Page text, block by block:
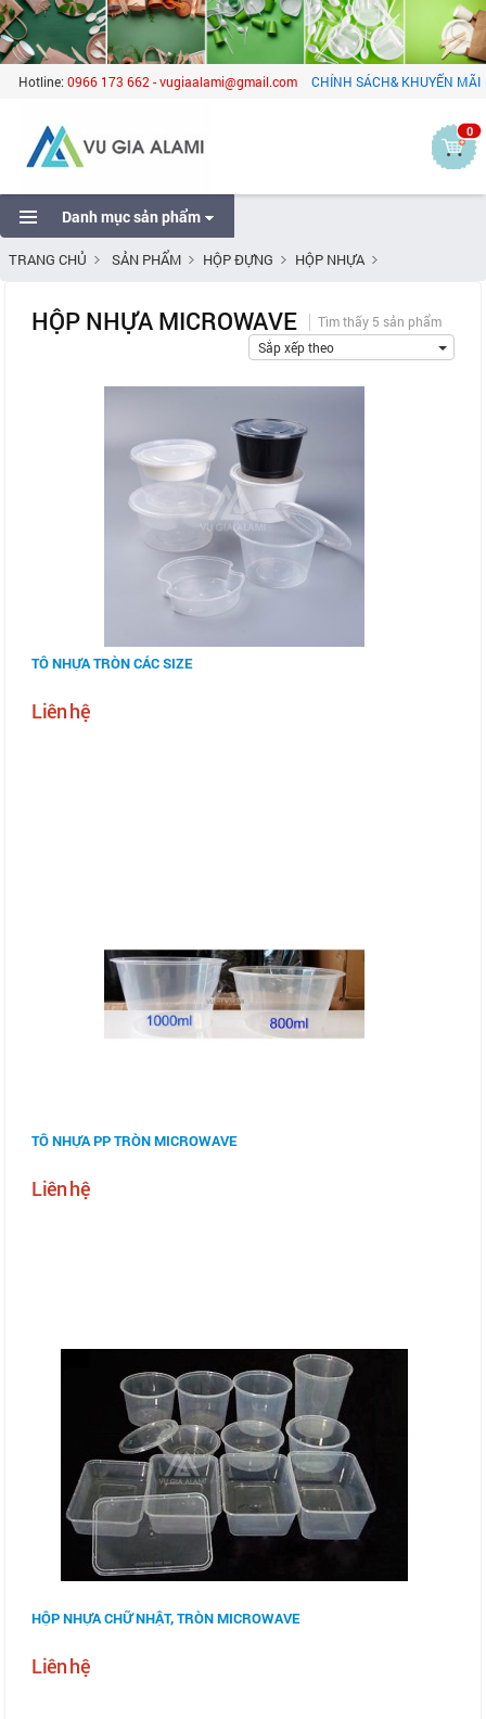
Hotline: 0966 173 662 - vugiaalami@gmail.com CHÍNH SÁCH& KHUYẾN MÃI
0
Danh mục sản phẩm
TRANG CHỦ SẢN PHẨM HỘP ĐỰNG HỘP NHỰA
HỘP NHỰA MICROWAVE
Tìm thấy 5 sản phẩm
Sắp xếp theo
TÔ NHỰA TRÒN CÁC SIZE
Liên hệ
TÔ NHỰA PP TRÒN MICROWAVE
Liên hệ
HỘP NHỰA CHỮ NHẬT, TRÒN MICROWAVE
Liên hệ